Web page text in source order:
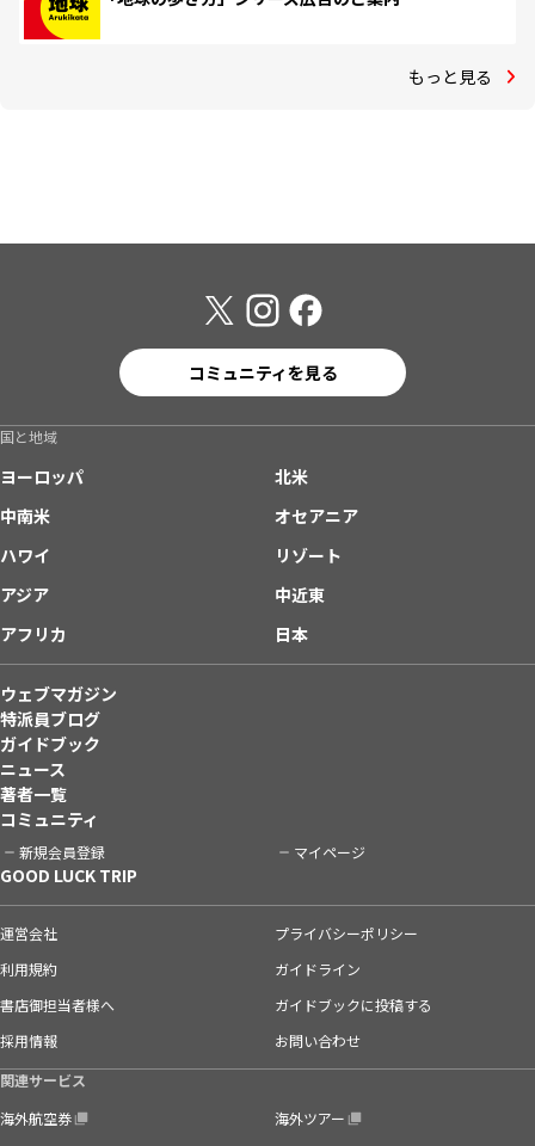
もっと見る
コミュニティを見る
国と地域
ヨーロッパ
北米
中南米
オセアニア
ハワイ
リゾート
アジア
中近東
アフリカ
日本
ウェブマガジン
特派員ブログ
ガイドブック
ニュース
著者一覧
コミュニティ
新規会員登録 マイページ
GOOD LUCK TRIP
運営会社
プライバシーポリシー
利用規約
ガイドライン
書店御担当者様へ
ガイドブックに投稿する
採用情報
お問い合わせ
関連サービス
海外航空券
海外ツアー